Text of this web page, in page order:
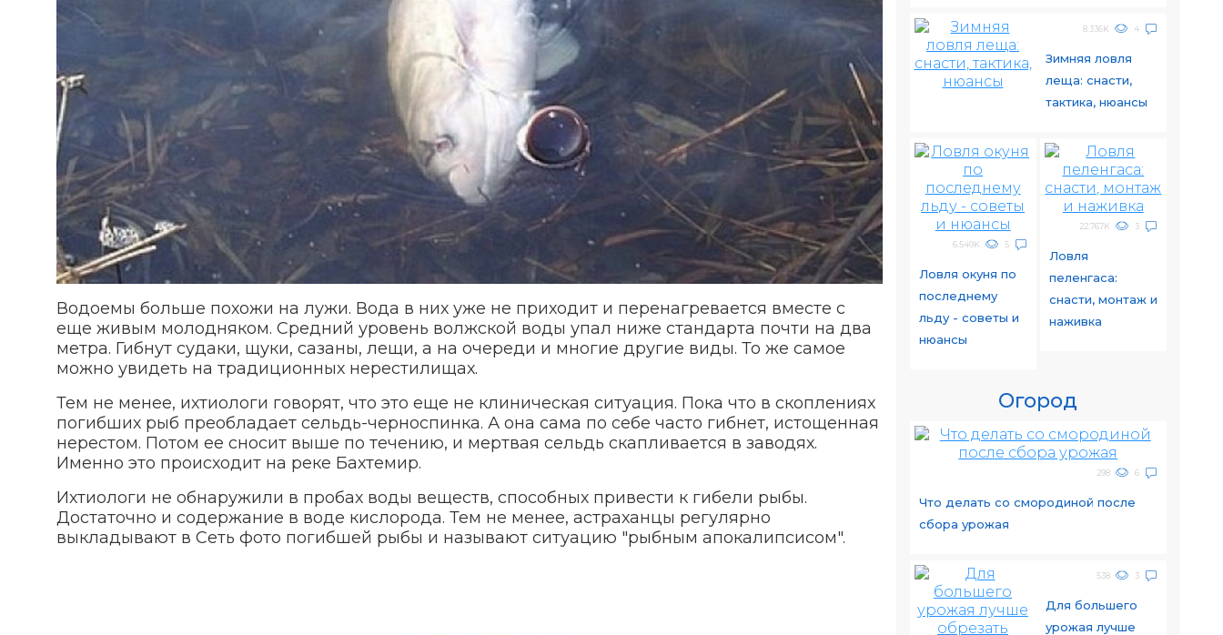
Водоемы больше похожи на лужи. Вода в них уже не приходит и перенагревается вместе с
еще живым молодняком. Средний уровень волжской воды упал ниже стандарта почти на два
метра. Гибнут судаки, щуки, сазаны, лещи, а на очереди и многие другие виды. То же самое
можно увидеть на традиционных нерестилищах.
Тем не менее, ихтиологи говорят, что это еще не клиническая ситуация. Пока что в скоплениях
погибших рыб преобладает сельдь-черноспинка. А она сама по себе часто гибнет, истощенная
нерестом. Потом ее сносит выше по течению, и мертвая сельдь скапливается в заводях.
Именно это происходит на реке Бахтемир.
Ихтиологи не обнаружили в пробах воды веществ, способных привести к гибели рыбы.
Достаточно и содержание в воде кислорода. Тем не менее, астраханцы регулярно
выкладывают в Сеть фото погибшей рыбы и называют ситуацию "рыбным апокалипсисом".
8.336K 4
Зимняя ловля
леща: снасти,
тактика, нюансы
6.549K 5
Ловля окуня по
последнему
льду - советы и
нюансы
22.767K 3
Ловля
пеленгаса:
снасти, монтаж и
наживка
Огород
298 6
Что делать со смородиной после
сбора урожая
538 3
Для большего
урожая лучше